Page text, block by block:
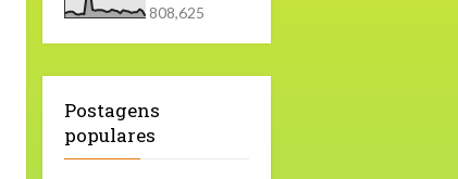
808,625
Postagens
populares